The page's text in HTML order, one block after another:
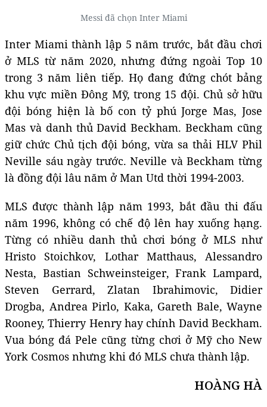
Messi đã chọn Inter Miami
Inter Miami thành lập 5 năm trước, bắt đầu chơi
ở MLS từ năm 2020, nhưng đứng ngoài Top 10
trong 3 năm liên tiếp. Họ đang đứng chót bảng
khu vực miền Đông Mỹ, trong 15 đội. Chủ sở hữu
đội bóng hiện là bố con tỷ phú Jorge Mas, Jose
Mas và danh thủ David Beckham. Beckham cũng
giữ chức Chủ tịch đội bóng, vừa sa thải HLV Phil
Neville sáu ngày trước. Neville và Beckham từng
là đồng đội lâu năm ở Man Utd thời 1994-2003.
MLS được thành lập năm 1993, bắt đầu thi đấu
năm 1996, không có chế độ lên hay xuống hạng.
Từng có nhiều danh thủ chơi bóng ở MLS như
Hristo Stoichkov, Lothar Matthaus, Alessandro
Nesta, Bastian Schweinsteiger, Frank Lampard,
Steven Gerrard, Zlatan Ibrahimovic, Didier
Drogba, Andrea Pirlo, Kaka, Gareth Bale, Wayne
Rooney, Thierry Henry hay chính David Beckham.
Vua bóng đá Pele cũng từng chơi ở Mỹ cho New
York Cosmos nhưng khi đó MLS chưa thành lập.
HOÀNG HÀ